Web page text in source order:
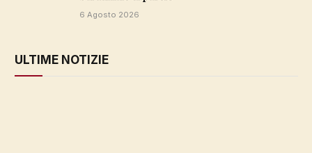
6 Agosto 2026
ULTIME NOTIZIE